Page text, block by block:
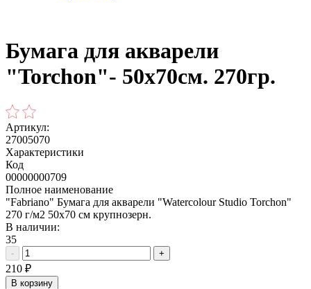
Бумага для акварели
"Torchon"- 50х70см. 270гр.
Артикул:
27005070
Характеристики
Код
00000000709
Полное наименование
"Fabriano" Бумага для акварели "Watercolour Studio Torchon"
270 г/м2 50х70 см крупнозерн.
В наличии:
35
- +
210 ₽
В корзину